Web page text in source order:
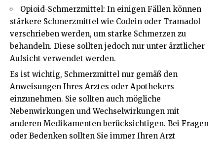
Opioid-Schmerzmittel: In einigen Fällen können
stärkere Schmerzmittel wie Codein oder Tramadol
verschrieben werden, um starke Schmerzen zu
behandeln. Diese sollten jedoch nur unter ärztlicher
Aufsicht verwendet werden.
Es ist wichtig, Schmerzmittel nur gemäß den
Anweisungen Ihres Arztes oder Apothekers
einzunehmen. Sie sollten auch mögliche
Nebenwirkungen und Wechselwirkungen mit
anderen Medikamenten berücksichtigen. Bei Fragen
oder Bedenken sollten Sie immer Ihren Arzt